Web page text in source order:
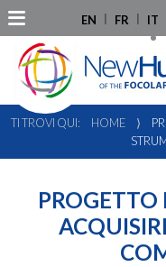
EN FR IT
TI TROVI QUI: HOME ⟩
PROGETTO